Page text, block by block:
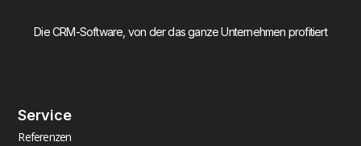
Die CRM-Software, von der das ganze Unternehmen profitiert
Service
Referenzen